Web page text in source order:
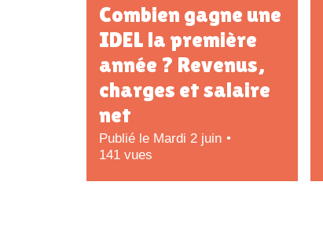
Combien gagne une
IDEL la première
année ? Revenus,
charges et salaire
net
Publié le Mardi 2 juin
141 vues